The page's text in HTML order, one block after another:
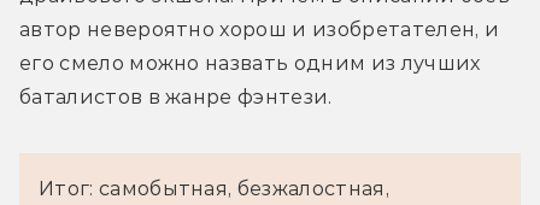
автор невероятно хорош и изобретателен, и
его смело можно назвать одним из лучших
баталистов в жанре фэнтези.
Итог: самобытная, безжалостная,